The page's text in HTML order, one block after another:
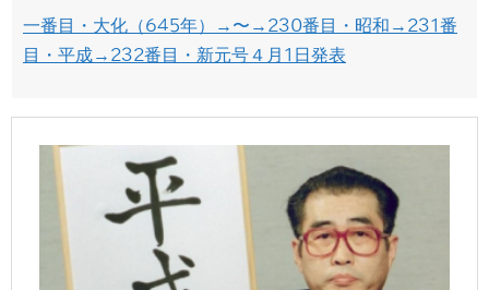
一番目・大化（645年）→〜→230番目・昭和→231番
目・平成→232番目・新元号４月1日発表